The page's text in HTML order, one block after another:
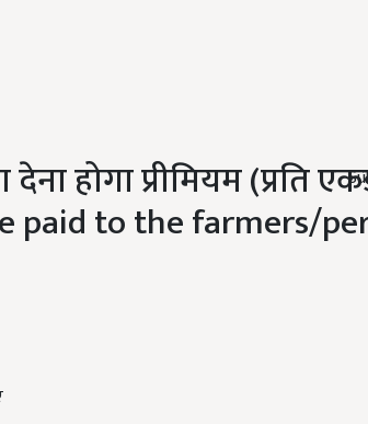
होगा प्रीमियम (प्रति
paid to the farmers/